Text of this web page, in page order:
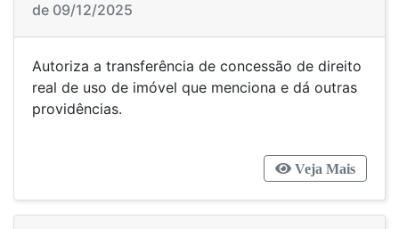
de 09/12/2025
Autoriza a transferência de concessão de direito
real de uso de imóvel que menciona e dá outras
providências.
Veja Mais